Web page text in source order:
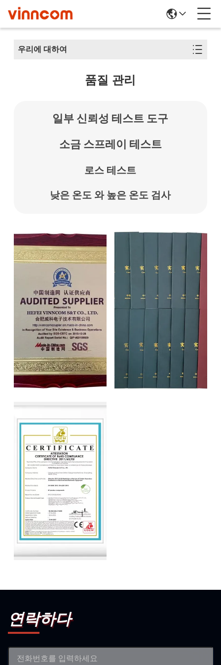
우리에 대하여
품질 관리
일부 신뢰성 테스트 도구
소금 스프레이 테스트
로스 테스트
낮은 온도 와 높은 온도 검사
연락하다